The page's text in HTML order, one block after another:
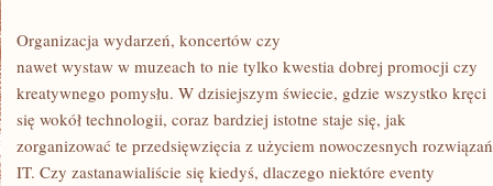
STYLU:
NAJNOWSZE
TRENDY
W
MODZIE
ŚLUBNEJ!
Organizacja wydarzeń, koncertów czy
nawet wystaw w muzeach to nie tylko kwestia dobrej promocji czy
kreatywnego pomysłu. W dzisiejszym świecie, gdzie wszystko kręci
się wokół technologii, coraz bardziej istotne staje się, jak
zorganizować te przedsięwzięcia z użyciem nowoczesnych rozwiązań
IT. Czy zastanawialiście się kiedyś, dlaczego niektóre eventy